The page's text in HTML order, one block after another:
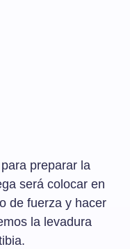
preparar la
será colocar en
de fuerza y hacer
la levadura